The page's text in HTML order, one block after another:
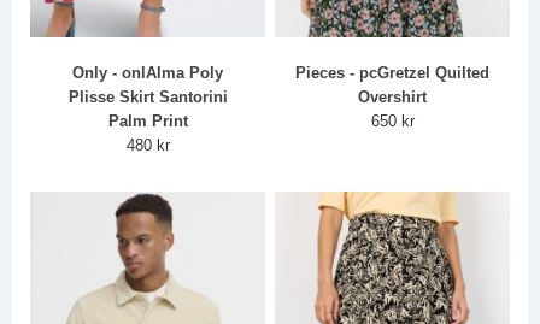
Only - onlAlma Poly
Plisse Skirt Santorini
Palm Print
480 kr
Pieces - pcGretzel Quilted
Overshirt
650 kr